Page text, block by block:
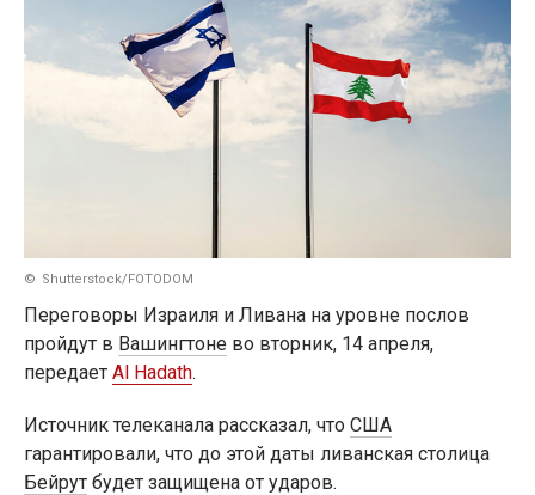
Shutterstock/FOTODOM
Переговоры Израиля и Ливана на уровне послов
пройдут в Вашингтоне во вторник, 14 апреля,
передает Al Hadath.
Источник телеканала рассказал, что США
гарантировали, что до этой даты ливанская столица
Бейрут будет защищена от ударов.